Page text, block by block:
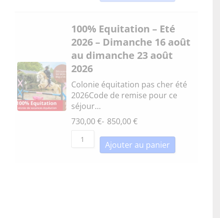
100% Equitation – Eté
2026 – Dimanche 16 août
au dimanche 23 août
2026
Colonie équitation pas cher été
2026Code de remise pour ce
séjour…
730,00€- 850,00€
Ajouter au panier